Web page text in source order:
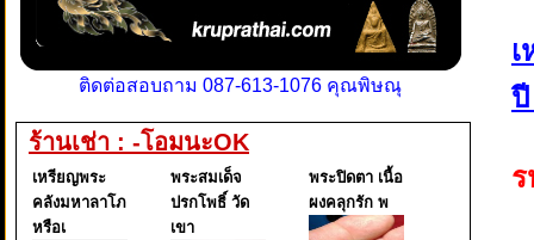
ติดต่อสอบถาม 087-613-1076 คุณพิษณุ
ร้านเช่า : -โอมนะOK
เหรียญพระ
คลังมหาลาโภ
หรือเ
พระสมเด็จ
ปรกโพธิ์ วัด
เขา
พระปิดตา เนื้อ
ผงคลุกรัก พ